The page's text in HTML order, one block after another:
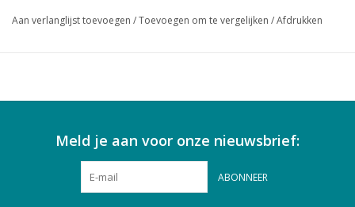
Aan verlanglijst toevoegen /Toevoegen om te vergelijken /Afdrukken
Meld je aan voor onze nieuwsbrief:
ABONNEER